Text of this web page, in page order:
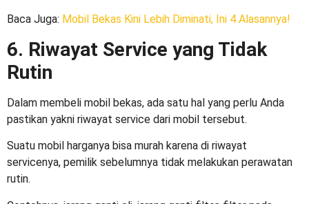
Baca Juga: Mobil Bekas Kini Lebih Diminati, Ini 4 Alasannya!
6. Riwayat Service yang Tidak
Rutin
Dalam membeli mobil bekas, ada satu hal yang perlu Anda
pastikan yakni riwayat service dari mobil tersebut.
Suatu mobil harganya bisa murah karena di riwayat
servicenya, pemilik sebelumnya tidak melakukan perawatan
rutin.